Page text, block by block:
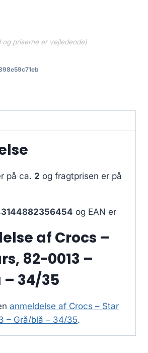
og priserne er vejledende)
på ca. 2 og fragtprisen er på
og EAN er
af Crocs –
82-0013 –
34/35
anmeldelse af Crocs – Star
– Grå/blå – 34/35.